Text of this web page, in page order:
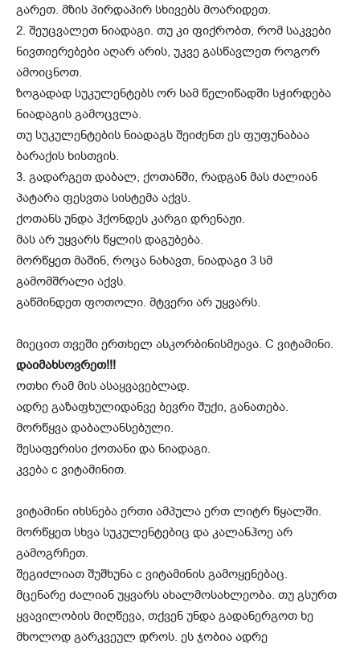
გარეთ. მზის პირდაპირ სხივებს მოარიდეთ.
2. შეუცვალეთ ნიადაგი. თუ კი ფიქრობთ, რომ საკვები
ნივთიერებები აღარ არის, უკვე გასწავლეთ როგორ
ამოიცნოთ.
ზოგადად სუკულენტებს ორ სამ წელიწადში სჭირდება
ნიადაგის გამოცვლა.
თუ სუკულენტების ნიადაგს შეიძენთ ეს ფუფუნაბაა
ბარაქის ხისთვის.
3. გადარგეთ დაბალ, ქოთანში, რადგან მას ძალიან
პატარა ფესვთა სისტემა აქვს.
ქოთანს უნდა ჰქონდეს კარგი დრენაჟი.
მას არ უყვარს წყლის დაგუბება.
მორწყეთ მაშინ, როცა ნახავთ, ნიადაგი 3 სმ
გამომშრალი აქვს.
გაწმინდეთ ფოთოლი. მტვერი არ უყვარს.
მიეცით თვეში ერთხელ ასკორბინისმჟავა. C ვიტამინი.
დაიმახსოვრეთ!!!
ოთხი რამ მის ასაყვავებლად.
ადრე გაზაფხულიდანვე ბევრი შუქი, განათება.
მორწყვა დაბალანსებული.
შესაფერისი ქოთანი და ნიადაგი.
კვება c ვიტამინით.
ვიტამინი იხსნება ერთი ამპულა ერთ ლიტრ წყალში.
მორწყეთ სხვა სუკულენტებიც და კალანჰოე არ
გამოგრჩეთ.
შეგიძლიათ შუშხუნა c ვიტამინის გამოყენებაც.
მცენარე ძალიან უყვარს ახალმოსახლეობა. თუ გსურთ
ყვავილობის მიღწევა, თქვენ უნდა გადანერგოთ ხე
მხოლოდ გარკვეულ დროს. ეს ჯობია ადრე